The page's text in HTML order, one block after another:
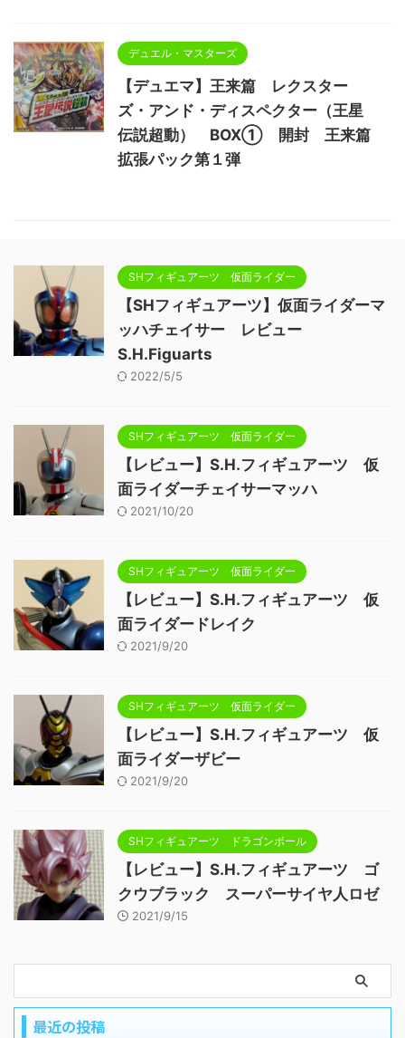
デュエル・マスターズ
【デュエマ】王来篇 レクスター
ズ・アンド・ディスペクター（王星
伝説超動） BOX① 開封 王来篇
拡張パック第１弾
SHフィギュアーツ 仮面ライダー
【SHフィギュアーツ】仮面ライダーマ
ッハチェイサー レビュー
S.H.Figuarts
2022/5/5
SHフィギュアーツ 仮面ライダー
【レビュー】S.H.フィギュアーツ 仮
面ライダーチェイサーマッハ
2021/10/20
SHフィギュアーツ 仮面ライダー
【レビュー】S.H.フィギュアーツ 仮
面ライダードレイク
2021/9/20
SHフィギュアーツ 仮面ライダー
【レビュー】S.H.フィギュアーツ 仮
面ライダーザビー
2021/9/20
SHフィギュアーツ ドラゴンボール
【レビュー】S.H.フィギュアーツ ゴ
クウブラック スーパーサイヤ人ロゼ
2021/9/15
最近の投稿